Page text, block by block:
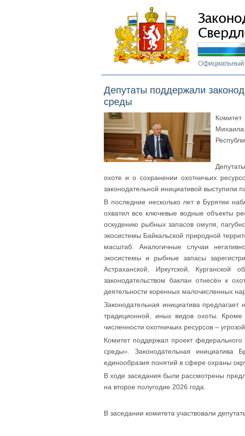
Депутаты поддержали
среды
охоте и о сохранении охотничьих
законодательной инициативой выступили
В последние несколько лет в Бурятии
охватил все ключевые водные объекты
оскудению рыбных запасов омуля,
экосистемы Байкальской природной
масштаб. Аналогичные случаи
экосистемы и рыбные запасы
Астраханской, Иркутской,
законодательством баклан отнесён к
деятельности коренных малочисленных
Законодательная инициатива
традиционной, иных видов охоты.
численности охотничьих ресурсов –
Комитет поддержал проект
среды». Законодательная инициатива
единообразия понятий в сфере охраны
В ходе заседания были рассмотрены
на второе полугодие 2026 года.
В заседании комитета участвовали